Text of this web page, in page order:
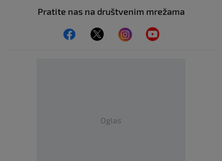
Pratite nas na društvenim mrežama
Oglas